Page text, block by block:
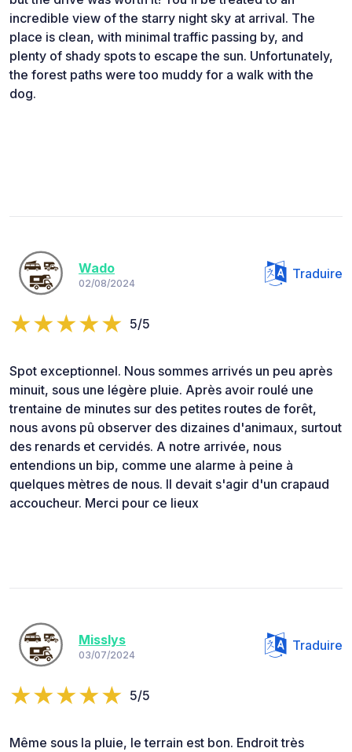
incredible view of the starry night sky at arrival. The
place is clean, with minimal traffic passing by, and
plenty of shady spots to escape the sun. Unfortunately,
the forest paths were too muddy for a walk with the
dog.
Wado
02/08/2024
Traduire
5/5
Spot exceptionnel. Nous sommes arrivés un peu après
minuit, sous une légère pluie. Après avoir roulé une
trentaine de minutes sur des petites routes de forêt,
nous avons pû observer des dizaines d'animaux, surtout
des renards et cervidés. A notre arrivée, nous
entendions un bip, comme une alarme à peine à
quelques mètres de nous. Il devait s'agir d'un crapaud
accoucheur. Merci pour ce lieux
Misslys
03/07/2024
Traduire
5/5
Même sous la pluie, le terrain est bon. Endroit très